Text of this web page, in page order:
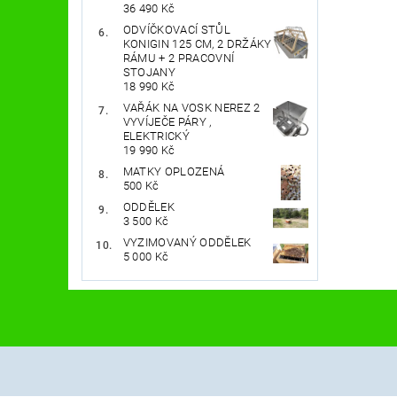
36 490 Kč
ODVÍČKOVACÍ STŮL
KONIGIN 125 CM, 2 DRŽÁKY
RÁMU + 2 PRACOVNÍ
STOJANY
18 990 Kč
VAŘÁK NA VOSK NEREZ 2
VYVÍJEČE PÁRY ,
ELEKTRICKÝ
19 990 Kč
MATKY OPLOZENÁ
500 Kč
ODDĚLEK
3 500 Kč
VYZIMOVANÝ ODDĚLEK
5 000 Kč